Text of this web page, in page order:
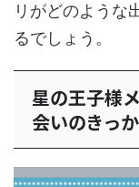
リがどのような
るでしょう。
星の王子様
会いのきっ